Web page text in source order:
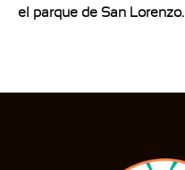
el parque de San Lorenzo.